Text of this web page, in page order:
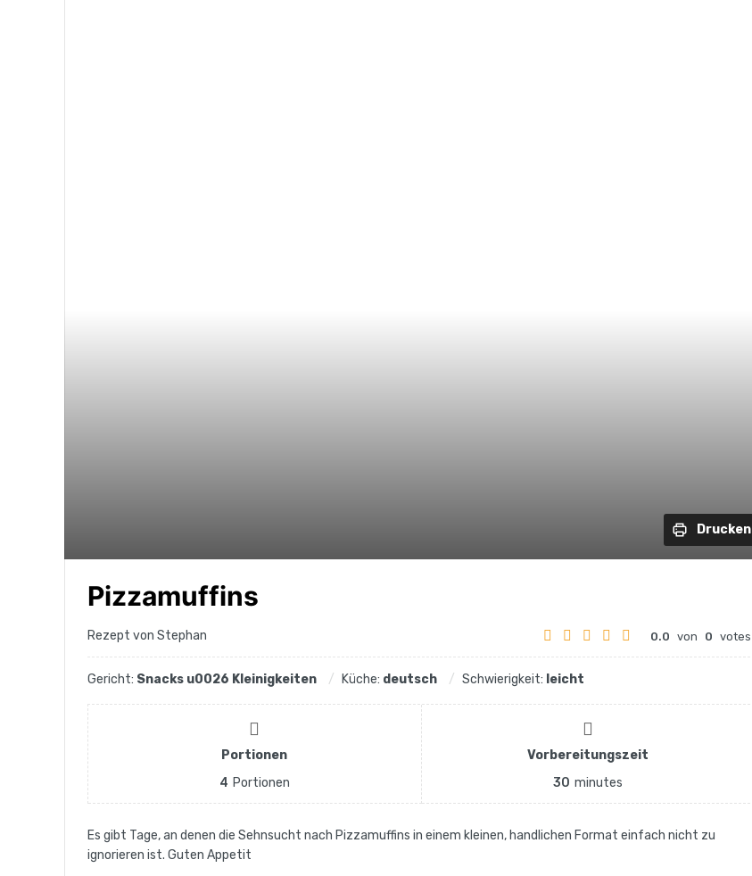
Drucken
Pizzamuffins
Rezept von Stephan 0.0 von 0 votes
Gericht: Snacks u0026 Kleinigkeiten Küche: deutsch Schwierigkeit: leicht
Portionen
4 Portionen
Vorbereitungszeit
30 minutes
Es gibt Tage, an denen die Sehnsucht nach Pizzamuffins in einem kleinen, handlichen Format einfach nicht zu
ignorieren ist. Guten Appetit